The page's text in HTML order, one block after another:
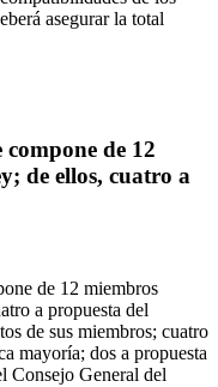
asegurar la total
de 12
de ellos, cuatro a
de 12 miembros
a propuesta del
de sus miembros; cuatro
mayoría; dos a propuesta
Consejo General del